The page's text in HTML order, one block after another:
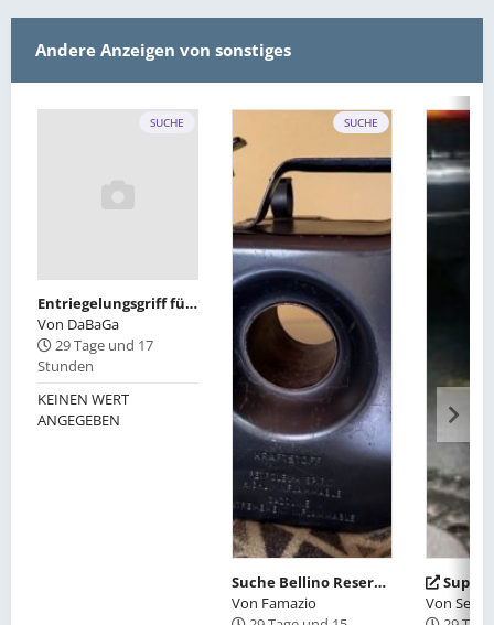
Andere Anzeigen von sonstiges
SUCHE
Entriegelungsgriff für Verdeck E30 Cabrio
Von DaBaGa
29 Tage und 17
Stunden
KEINEN WERT
ANGEGEBEN
SUCHE
Suche Bellino Reservekanister
Von Famazio
Supersprint
Von